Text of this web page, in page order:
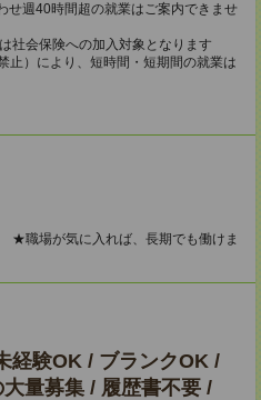
週40時間超の就業はご案内できませ
社会保険への加入対象となります
止）により、短時間・短期間の就業は
職場が気に入れば、長期でも働けま
経験OK / ブランクOK /
量募集 / 履歴書不要 /